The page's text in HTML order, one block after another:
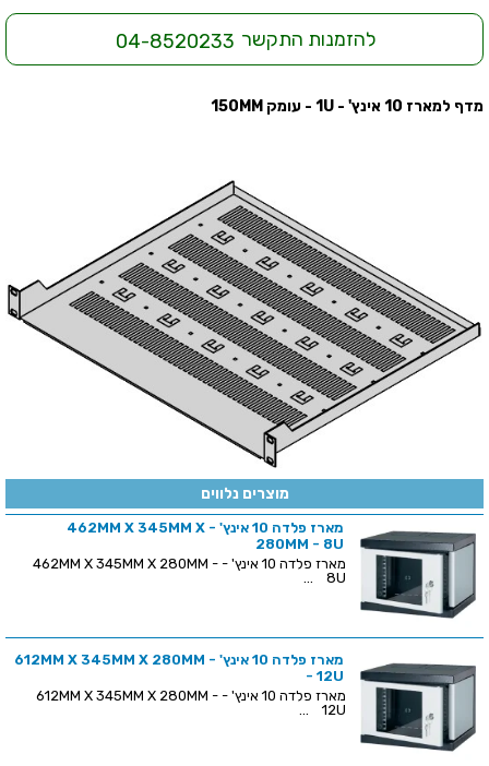
להזמנות התקשר 04-8520233
מדף למארז 10 אינץ' - 1U - עומק 150MM
מוצרים נלווים
מארז פלדה 10 אינץ' - 462MM X 345MM X
280MM - 8U
מארז פלדה 10 אינץ' - 462MM X 345MM X 280MM -
8U ...
מארז פלדה 10 אינץ' - 612MM X 345MM X 280MM
- 12U
מארז פלדה 10 אינץ' - 612MM X 345MM X 280MM -
12U ...